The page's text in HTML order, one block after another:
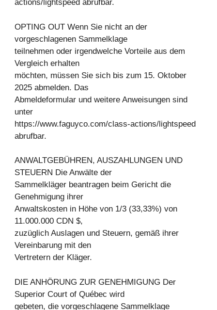
actions/lightspeed abrufbar.
OPTING OUT Wenn Sie nicht an der
vorgeschlagenen Sammelklage
teilnehmen oder irgendwelche Vorteile aus dem
Vergleich erhalten
möchten, müssen Sie sich bis zum 15. Oktober
2025 abmelden. Das
Abmeldeformular und weitere Anweisungen sind
unter
https://www.faguyco.com/class-actions/lightspeed
abrufbar.
ANWALTGEBÜHREN, AUSZAHLUNGEN UND
STEUERN Die Anwälte der
Sammelkläger beantragen beim Gericht die
Genehmigung ihrer
Anwaltskosten in Höhe von 1/3 (33,33%) von
11.000.000 CDN $,
zuzüglich Auslagen und Steuern, gemäß ihrer
Vereinbarung mit den
Vertretern der Kläger.
DIE ANHÖRUNG ZUR GENEHMIGUNG Der
Superior Court of Québec wird
gebeten, die vorgeschlagene Sammelklage